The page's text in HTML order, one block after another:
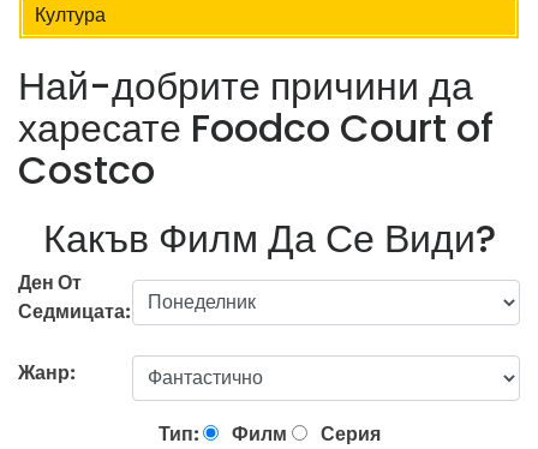
Култура
Най-добрите причини да
харесате Foodco Court of
Costco
Какъв Филм Да Се Види?
Ден От
Седмицата:
Жанр:
Тип: Филм Серия